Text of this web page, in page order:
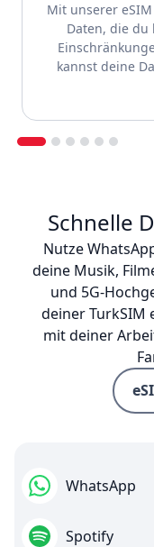
Mit unserer
Daten, die du
kannst deine
Schnelle
Nutze
deine Musik,
und 5G-
deiner TurkSIM
mit deiner
WhatsApp
Spotify